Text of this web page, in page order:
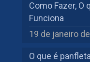
Como Fazer, O
Funciona
19 de janeiro
O que é